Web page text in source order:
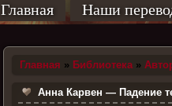
Главная Наши
Главная » Библиотека»
Анна Карвен — Падение